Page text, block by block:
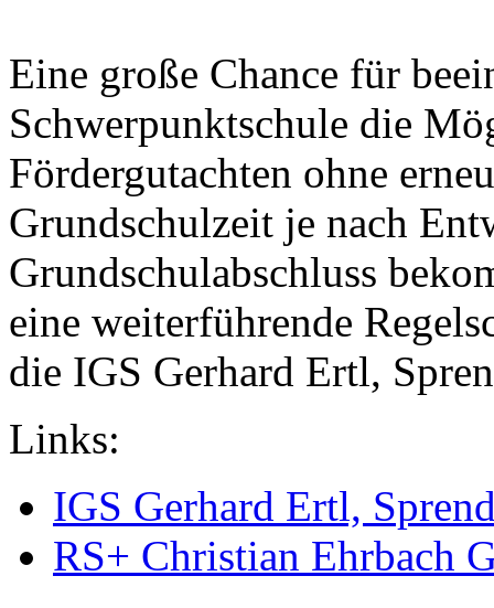
Eine große Chance für
Schwerpunktschule die
Fördergutachten ohne
Grundschulzeit je nach
Grundschulabschluss
eine weiterführende
die IGS Gerhard Ertl,
Links:
IGS Gerhard Ertl,
RS+ Christian Ehrbach